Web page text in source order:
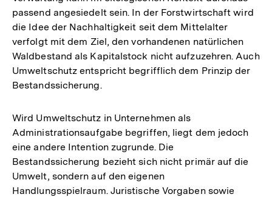
passend angesiedelt sein. In der Forstwirtschaft wird
die Idee der Nachhaltigkeit seit dem Mittelalter
verfolgt mit dem Ziel, den vorhandenen natürlichen
Waldbestand als Kapitalstock nicht aufzuzehren. Auch
Umweltschutz entspricht begrifflich dem Prinzip der
Bestandssicherung.
Wird Umweltschutz in Unternehmen als
Administrationsaufgabe begriffen, liegt dem jedoch
eine andere Intention zugrunde. Die
Bestandssicherung bezieht sich nicht primär auf die
Umwelt, sondern auf den eigenen
Handlungsspielraum. Juristische Vorgaben sowie